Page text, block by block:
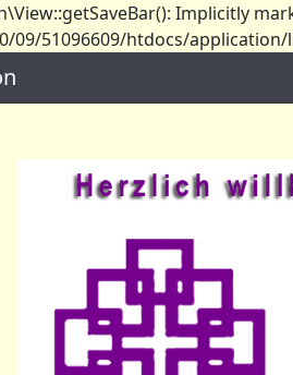
Implicitly
09/51096609/htdocs/